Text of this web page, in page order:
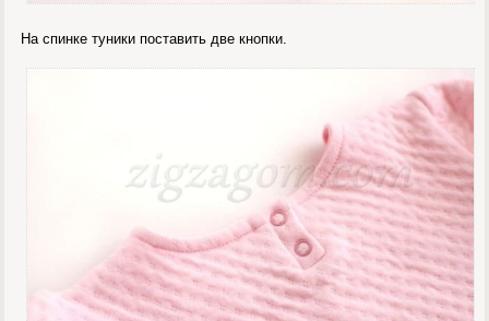
На спинке туники поставить две кнопки.